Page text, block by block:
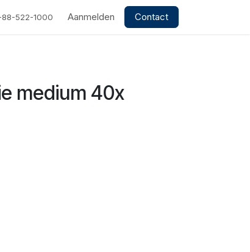
88-522-1000 Aanmelden Contact
medium 40x